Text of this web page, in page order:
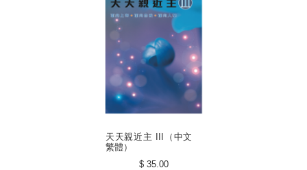
天天親近主 III（中文
繁體）
$ 35.00